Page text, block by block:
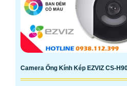
Camera Ống Kính Kép EZVIZ CS-